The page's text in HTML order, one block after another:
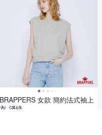
BRAPPERS 女款 簡約法式袖上
衣-淺綠